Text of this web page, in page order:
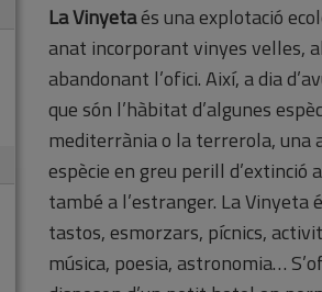
La Vinyetaés una explotació
anat incorporant vinyes velles,
abandonant l’ofici. Així, a dia
que són l’hàbitat d’algunes
mediterrània o la terrerola, una
espècie en greu perill d’extinció
també a l’estranger. La
tastos, esmorzars, pícnics,
música, poesia, astronomia…